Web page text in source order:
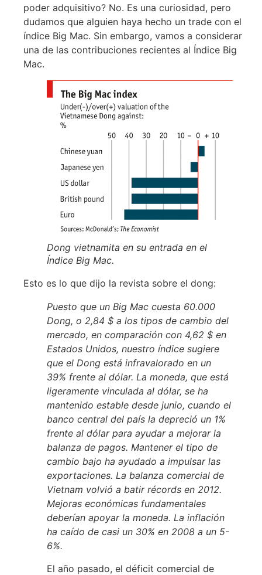
poder adquisitivo? No. Es una curiosidad, pero
dudamos que alguien haya hecho un trade con el
índice Big Mac. Sin embargo, vamos a considerar
una de las contribuciones recientes al Índice Big
Mac.
Dong vietnamita en su entrada en el
Índice Big Mac.
Esto es lo que dijo la revista sobre el dong:
Puesto que un Big Mac cuesta 60.000
Dong, o 2,84 $ a los tipos de cambio del
mercado, en comparación con 4,62 $ en
Estados Unidos, nuestro índice sugiere
que el Dong está infravalorado en un
39% frente al dólar. La moneda, que está
ligeramente vinculada al dólar, se ha
mantenido estable desde junio, cuando el
banco central del país la depreció un 1%
frente al dólar para ayudar a mejorar la
balanza de pagos. Mantener el tipo de
cambio bajo ha ayudado a impulsar las
exportaciones. La balanza comercial de
Vietnam volvió a batir récords en 2012.
Mejoras económicas fundamentales
deberían apoyar la moneda. La inflación
ha caído de casi un 30% en 2008 a un 5-
6%.
El año pasado, el déficit comercial de